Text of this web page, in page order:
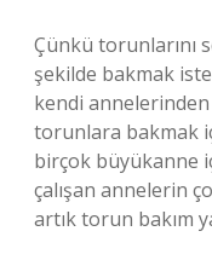
Çünkü torunlarını
şekilde bakmak
kendi
torunlara bakmak
birçok büyükanne
çalışan annelerin
artık torun bakım